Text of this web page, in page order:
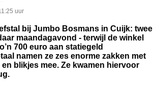
uur
bij Jumbo Bosmans in Cuijk: twee
maandagavond - terwijl de winkel
700 euro aan statiegeld
namen ze zes enorme zakken met
blikjes mee. Ze kwamen hiervoor